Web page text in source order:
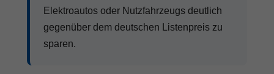
Elektroautos oder Nutzfahrzeugs deutlich
gegenüber dem deutschen Listenpreis zu
sparen.